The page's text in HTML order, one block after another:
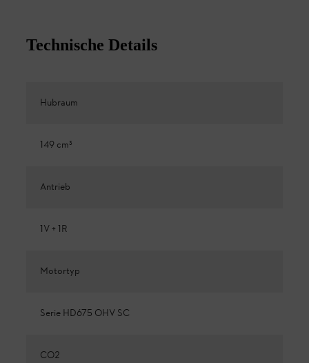
Technische Details
Hubraum
149 cm³
Antrieb
1V + 1R
Motortyp
Serie HD675 OHV SC
CO2